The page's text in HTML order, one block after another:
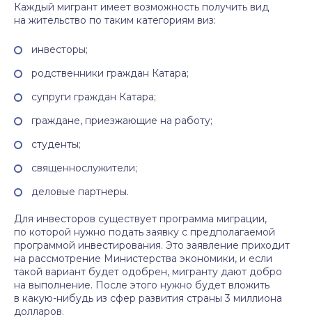
Каждый мигрант имеет возможность получить вид
на жительство по таким категориям виз:
инвесторы;
родственники граждан Катара;
супруги граждан Катара;
граждане, приезжающие на работу;
студенты;
священнослужители;
деловые партнеры.
Для инвесторов существует программа миграции,
по которой нужно подать заявку с предполагаемой
программой инвестирования. Это заявление приходит
на рассмотрение Министерства экономики, и если
такой вариант будет одобрен, мигранту дают добро
на выполнение. После этого нужно будет вложить
в какую-нибудь из сфер развития страны 3 миллиона
долларов.